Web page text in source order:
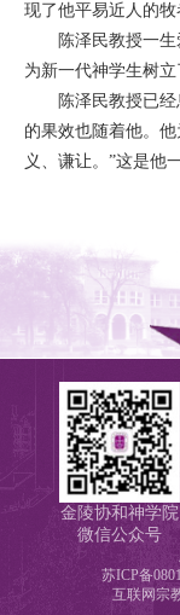
现了他平易近人的牧
陈泽民教授一
为新一代神学生树立
陈泽民教授已
的果效也随着他。
义、谦让。”这是他
金陵协和神学院
微信公众号
苏ICP备
互联网宗